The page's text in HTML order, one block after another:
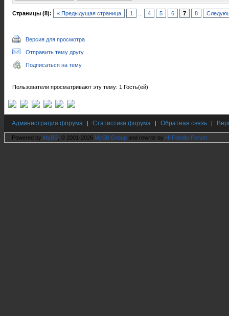
Страницы (8): « Предыдущая страница 1 4 5 6 7 8
Версия для просмотра
Отправить тему другу
Подписаться на тему
Пользователи просматривают эту тему: 1 Гость(ей)
Администрация форума | Статистика форума | Обратная связь |
Powered by MyBB , © 2001-2026 MyBB Group and rewrite by Hi Fidelity Forum